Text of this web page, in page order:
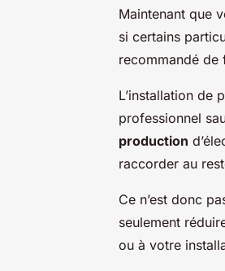
Maintenant que
si certains
recommandé de
L’installation de
professionnel
production
raccorder au
Ce n’est donc
seulement
ou à votre